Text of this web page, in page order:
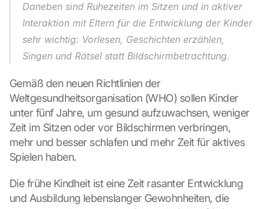
Daneben sind Ruhezeiten im Sitzen und in aktiver
Interaktion mit Eltern für die Entwicklung der Kinder
sehr wichtig: Vorlesen, Geschichten erzählen,
Singen und Rätsel statt Bildschirmbetrachtung.
Gemäß den neuen Richtlinien der
Weltgesundheitsorganisation (WHO) sollen Kinder
unter fünf Jahre, um gesund aufzuwachsen, weniger
Zeit im Sitzen oder vor Bildschirmen verbringen,
mehr und besser schlafen und mehr Zeit für aktives
Spielen haben.
Die frühe Kindheit ist eine Zeit rasanter Entwicklung
und Ausbildung lebenslanger Gewohnheiten, die